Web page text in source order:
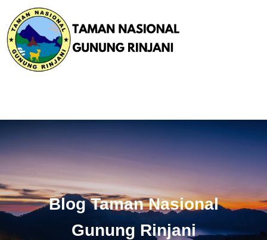
Blog Taman Nasional
Gunung Rinjani